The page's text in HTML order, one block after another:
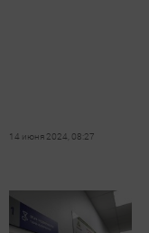
14 июня 2024, 08:27